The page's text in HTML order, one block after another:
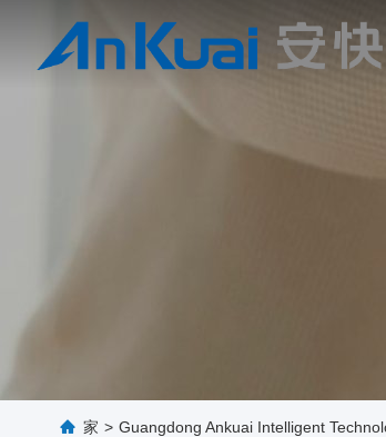
家 > Guangdong Ankuai Intelligent